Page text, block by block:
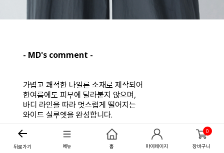
뒤로가기 메뉴 홈 마이페이지
0
장바구니
- MD's comment -
가볍고 쾌적한 나일론 소재로 제작되어
한여름에도 피부에 달라붙지 않으며,
바디 라인을 따라 멋스럽게 떨어지는
와이드 실루엣을 완성합니다.
허리 라인에 적용된 밴딩 디자인으로
장시간 착용에도 압박감이 없으며,